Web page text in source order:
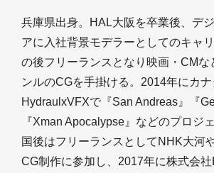
兵庫県出身。HAL大阪を卒業後、デ
アに入社背景モデラーとしてのキャ
の後フリーランスとなり映画・CMな
ンルのCGを手掛ける。2014年にカ
HydraulxVFXで『San Andreas』『
『Xman Apocalypse』などのプロジ
国後はフリーランスとしてNHK大河
CG制作に参加し、2017年に株式会社